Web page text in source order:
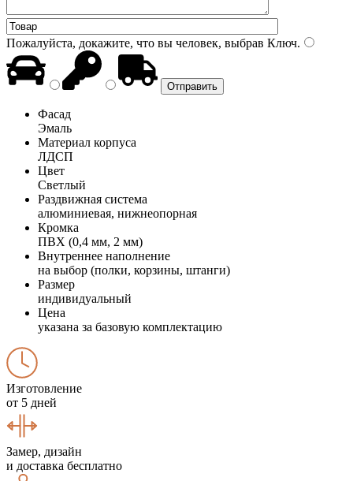
Пожалуйста, докажите, что вы человек, выбрав Ключ.
Фасад
Эмаль
Материал корпуса
ЛДСП
Цвет
Светлый
Раздвижная система
алюминиевая, нижнеопорная
Кромка
ПВХ (0,4 мм, 2 мм)
Внутреннее наполнение
на выбор (полки, корзины, штанги)
Размер
индивидуальный
Цена
указана за базовую комплектацию
Изготовление
от 5 дней
Замер, дизайн
и доставка бесплатно